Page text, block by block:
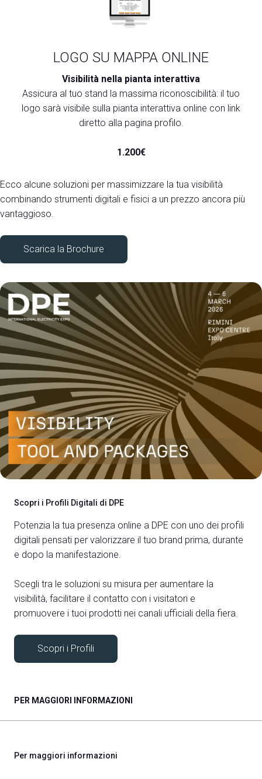
LOGO SU MAPPA ONLINE
Visibilità nella pianta interattiva
Assicura al tuo stand la massima riconoscibilità: il tuo
logo sarà visibile sulla pianta interattiva online con link
diretto alla pagina profilo.
1.200€
Ecco alcune soluzioni per massimizzare la tua visibilità
combinando strumenti digitali e fisici a un prezzo ancora più
vantaggioso.
Scarica la Brochure
Scopri i Profili Digitali di DPE
Potenzia la tua presenza online a DPE con uno dei profili
digitali pensati per valorizzare il tuo brand prima, durante
e dopo la manifestazione.
Scegli tra le soluzioni su misura per aumentare la
visibilità, facilitare il contatto con i visitatori e
promuovere i tuoi prodotti nei canali ufficiali della fiera.
Scopri i Profili
PER MAGGIORI INFORMAZIONI
Per maggiori informazioni